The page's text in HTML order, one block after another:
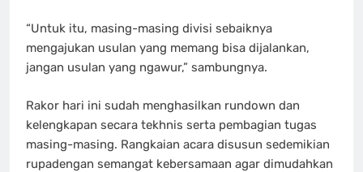
“Untuk itu, masing-masing divisi sebaiknya
mengajukan usulan yang memang bisa dijalankan,
jangan usulan yang ngawur,” sambungnya.
Rakor hari ini sudah menghasilkan rundown dan
kelengkapan secara tekhnis serta pembagian tugas
masing-masing. Rangkaian acara disusun sedemikian
rupadengan semangat kebersamaan agar dimudahkan